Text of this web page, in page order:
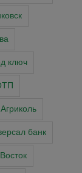
ключ
банк